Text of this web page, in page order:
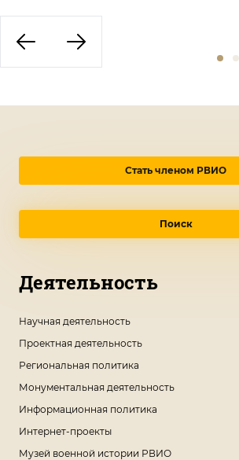
Стать членом РВИО
Поиск
Деятельность
Научная деятельность
Проектная деятельность
Региональная политика
Монументальная деятельность
Информационная политика
Интернет-проекты
Музей военной истории РВИО